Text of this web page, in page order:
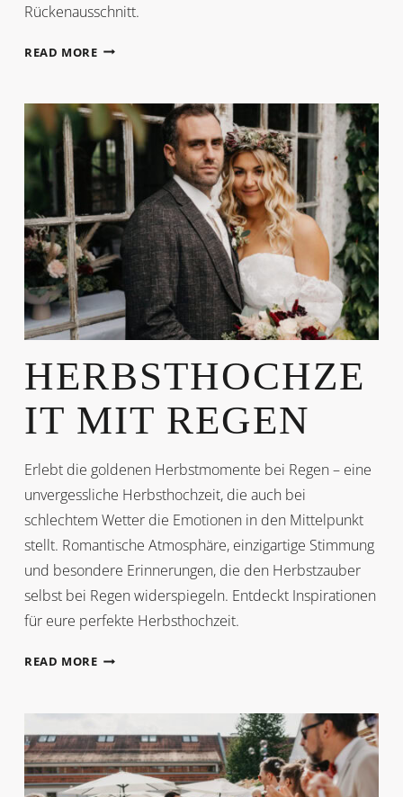
Rückenausschnitt.
READ MOREGOLDENE
HERBSTHOCHZEIT
HERBSTHOCHZE
IT MIT REGEN
Erlebt die goldenen Herbstmomente bei Regen – eine
unvergessliche Herbsthochzeit, die auch bei
schlechtem Wetter die Emotionen in den Mittelpunkt
stellt. Romantische Atmosphäre, einzigartige Stimmung
und besondere Erinnerungen, die den Herbstzauber
selbst bei Regen widerspiegeln. Entdeckt Inspirationen
für eure perfekte Herbsthochzeit.
READ MOREHERBSTHOCHZEIT